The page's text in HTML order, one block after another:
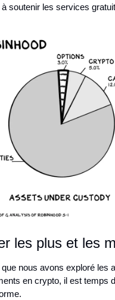
soutenir les services
les plus et les
nous avons exploré les
en crypto, il est temps